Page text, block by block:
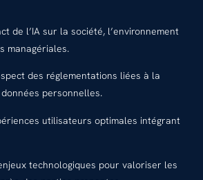
de l’IA sur la société, l’environnement
managériales.
des réglementations liées à la
personnelles.
utilisateurs optimales intégrant
technologiques pour valoriser les